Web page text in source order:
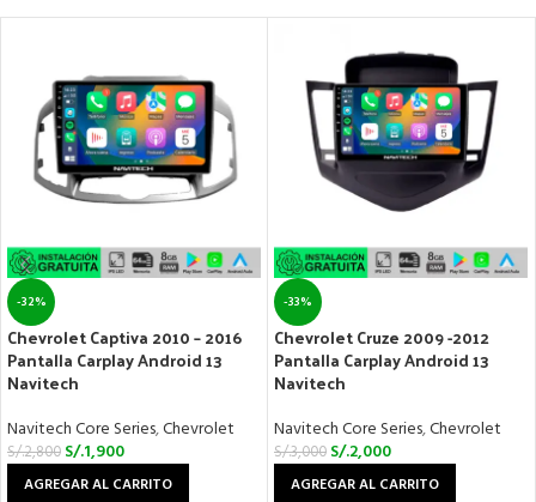
-32%
Chevrolet Captiva 2010 – 2016
Pantalla Carplay Android 13
Navitech
Navitech Core Series,Chevrolet
S/.2,800 S/.1,900
AGREGAR AL CARRITO
-33%
Chevrolet Cruze 2009 -2012
Pantalla Carplay Android 13
Navitech
Navitech Core Series,Chevrolet
S/.3,000 S/.2,000
AGREGAR AL CARRITO